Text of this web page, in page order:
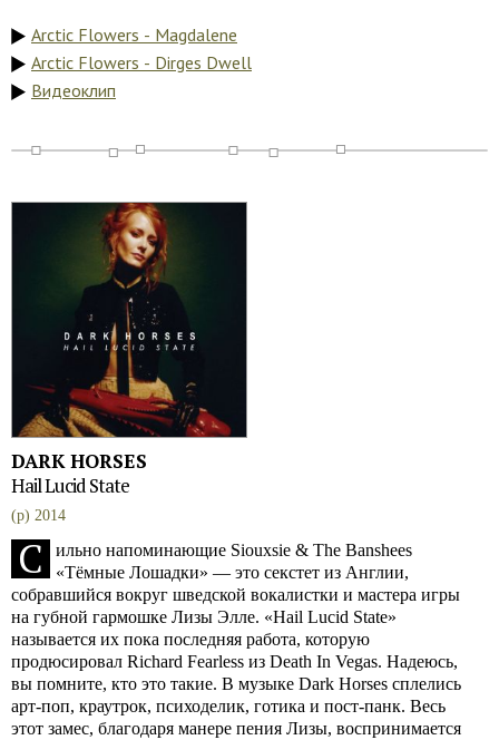
Arctic Flowers - Magdalene
Arctic Flowers - Dirges Dwell
Видеоклип
DARK HORSES
Hail Lucid State
(p) 2014
C
ильно напоминающие Siouxsie & The Banshees
«Тёмные Лошадки» — это секстет из Англии,
собравшийся вокруг шведской вокалистки и мастера игры
на губной гармошке Лизы Элле. «Hail Lucid State»
называется их пока последняя работа, которую
продюсировал Richard Fearless из Death In Vegas. Надеюсь,
вы помните, кто это такие. В музыке Dark Horses сплелись
арт-поп, краутрок, психоделик, готика и пост-панк. Весь
этот замес, благодаря манере пения Лизы, воспринимается